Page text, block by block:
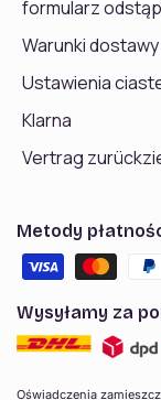
formularz
Warunki
Ustawienia
Klarna
Vertrag
Metody
Wysyłamy za
Oświadczenia